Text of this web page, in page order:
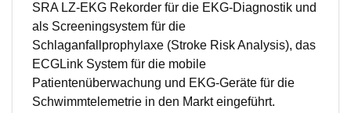
SRA LZ-EKG Rekorder für die EKG-Diagnostik und
als Screeningsystem für die
Schlaganfallprophylaxe (Stroke Risk Analysis), das
ECGLink System für die mobile
Patientenüberwachung und EKG-Geräte für die
Schwimmtelemetrie in den Markt eingeführt.